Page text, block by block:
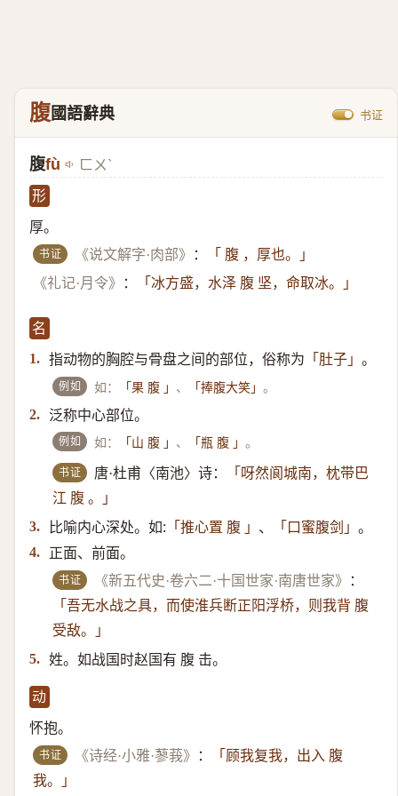
腹國語辭典 书证
腹fù ㄈㄨˋ
形
厚。
书证 《说文解字·肉部》 ：
「 腹 ，厚也。」
《礼记·月令》
： 「冰方盛，水泽 腹 坚，命取冰。」
名
1. 指动物的胸腔与骨盘之间的部位，俗称为 「肚子」 。
例如 如： 「果 腹 」 、 「捧腹大笑」。
2. 泛称中心部位。
例如 如： 「山 腹 」 、 「瓶 腹 」。
书证 唐·杜甫〈南池〉诗：
「呀然阆城南，枕带巴
江 腹 。」
3.
比喻内心深处。如: 「推心置 腹 」 、 「口蜜腹剑」 。
4. 正面、前面。
书证 《新五代史·卷六二·十国世家·南唐世家》
：
「吾无水战之具，而使淮兵断正阳浮桥，则我背 腹
受敌。」
5. 姓。如战国时赵国有 腹 击。
动
怀抱。
书证 《诗经·小雅·蓼莪》 ：
「顾我复我，出入 腹
我。」